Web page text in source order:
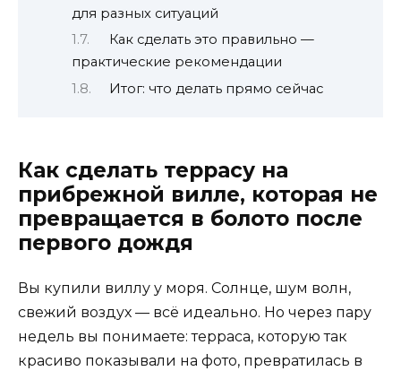
для разных ситуаций
Как сделать это правильно —
практические рекомендации
Итог: что делать прямо сейчас
Как сделать террасу на
прибрежной вилле, которая не
превращается в болото после
первого дождя
Вы купили виллу у моря. Солнце, шум волн,
свежий воздух — всё идеально. Но через пару
недель вы понимаете: терраса, которую так
красиво показывали на фото, превратилась в